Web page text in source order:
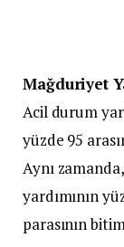
Mağduriyet
Acil durum
yüzde 95
Aynı
yardımının
parasının